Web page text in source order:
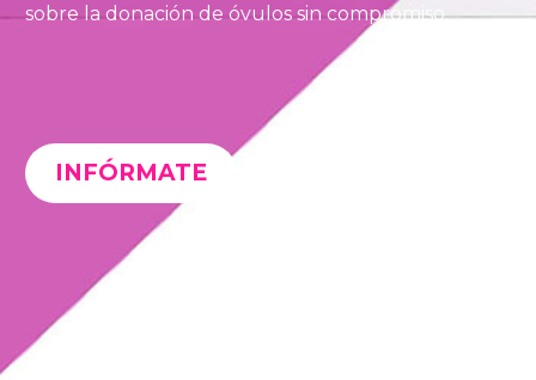
sobre la donación de óvulos sin compromiso.
INFÓRMATE